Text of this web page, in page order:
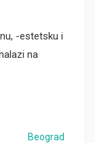
-estetsku i
na
Beograd